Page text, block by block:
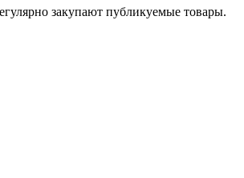
закупают публикуемые товары.